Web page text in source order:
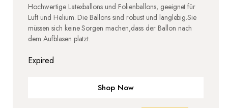
Hochwertige Latexballons und Folienballons, geeignet für
Luft und Helium. Die Ballons sind robust und langlebig.Sie
müssen sich keine Sorgen machen,dass der Ballon nach
dem Aufblasen platzt.
Expired
Shop Now